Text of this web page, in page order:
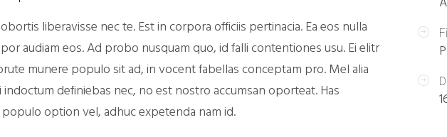
liberavisse nec te. Est in corpora officiis pertinacia. Ea eos nulla
audiam eos. Ad probo nusquam quo, id falli contentiones usu. Ei elitr
munere populo sit ad, in vocent fabellas conceptam pro. Mel alia
definiebas nec, no est nostro accumsan oporteat. Has
option vel, adhuc expetenda nam id.